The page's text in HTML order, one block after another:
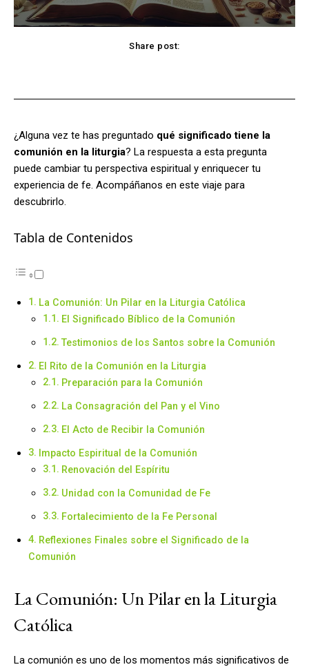
Share post:
¿Alguna vez te has preguntado qué significado tiene la
comunión en la liturgia? La respuesta a esta pregunta
puede cambiar tu perspectiva espiritual y enriquecer tu
experiencia de fe. Acompáñanos en este viaje para
descubrirlo.
Tabla de Contenidos
La Comunión: Un Pilar en la Liturgia Católica
El Significado Bíblico de la Comunión
Testimonios de los Santos sobre la Comunión
El Rito de la Comunión en la Liturgia
Preparación para la Comunión
La Consagración del Pan y el Vino
El Acto de Recibir la Comunión
Impacto Espiritual de la Comunión
Renovación del Espíritu
Unidad con la Comunidad de Fe
Fortalecimiento de la Fe Personal
Reflexiones Finales sobre el Significado de la
Comunión
La Comunión: Un Pilar en la Liturgia
Católica
La comunión es uno de los momentos más significativos de